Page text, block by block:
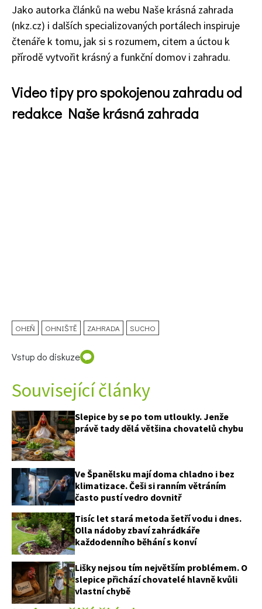
Jako autorka článků na webu Naše krásná zahrada
(nkz.cz) i dalších specializovaných portálech inspiruje
čtenáře k tomu, jak si s rozumem, citem a úctou k
přírodě vytvořit krásný a funkční domov i zahradu.
Video tipy pro spokojenou zahradu od
redakce Naše krásná zahrada
OHEŇ OHNIŠTĚ ZAHRADA SUCHO
Vstup do diskuze
Související články
Slepice by se po tom utloukly. Jenže
právě tady dělá většina chovatelů chybu
Ve Španělsku mají doma chladno i bez
klimatizace. Češi si ranním větráním
často pustí vedro dovnitř
Tisíc let stará metoda šetří vodu i dnes.
Olla nádoby zbaví zahrádkáře
každodenního běhání s konví
Lišky nejsou tím největším problémem. O
slepice přichází chovatelé hlavně kvůli
vlastní chybě